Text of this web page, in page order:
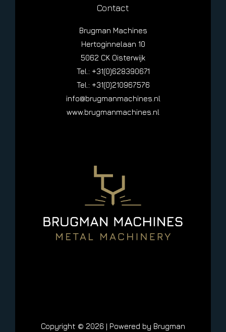
Contact
Brugman Machines
Hertoginnelaan 10
5062 CK Oisterwijk
Tel.: +31(0)628390671
Tel.: +31(0)210967576
info@brugmanmachines.nl
www.brugmanmachines.nl
Copyright © 2026 | Powered by Brugman